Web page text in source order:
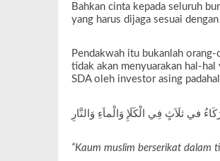
Bahkan cinta kepada seluruh
yang harus dijaga sesuai
Pendakwah itu bukanlah
tidak akan menyuarakan hal-
SDA oleh investor asing
في ثلَاَثٍ فِي الْكَلَإِ وَالْماَءِ وَالنَّارِ
“Kaum muslim berserikat dalam